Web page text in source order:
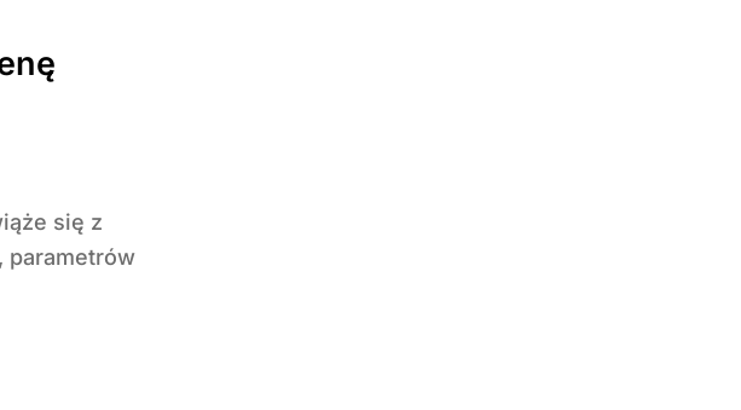
parametrów